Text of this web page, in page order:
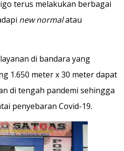
terus melakukan berbagai
new normalatau
di bandara yang
1.650 meter x 30 meter dapat
di tengah pandemi sehingga
penyebaran Covid-19.